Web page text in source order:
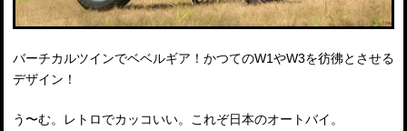
バーチカルツインでベベルギア！かつてのW1やW3を彷彿とさせる
デザイン！
う〜む。レトロでカッコいい。これぞ日本のオートバイ。